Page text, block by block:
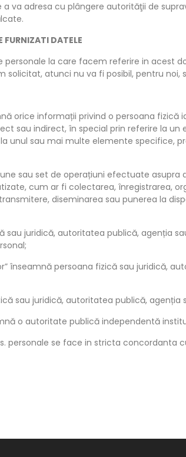
a va adresa cu plângere autorităţii de
FURNIZATI DATELE
personale la care facem referire in acest
atunci nu va fi posibil, pentru noi,
orice informații privind o persoana
sau indirect, în special prin referire la
unul sau mai multe elemente specifice,
sau set de operațiuni efectuate
cum ar fi colectarea, înregistrarea,
diseminarea sau punerea la
sau juridică, autoritatea publică, agenția
înseamnă persoana fizică sau juridică,
sau juridică, autoritatea publică,
o autoritate publică independentă
personale se face in stricta concordanta